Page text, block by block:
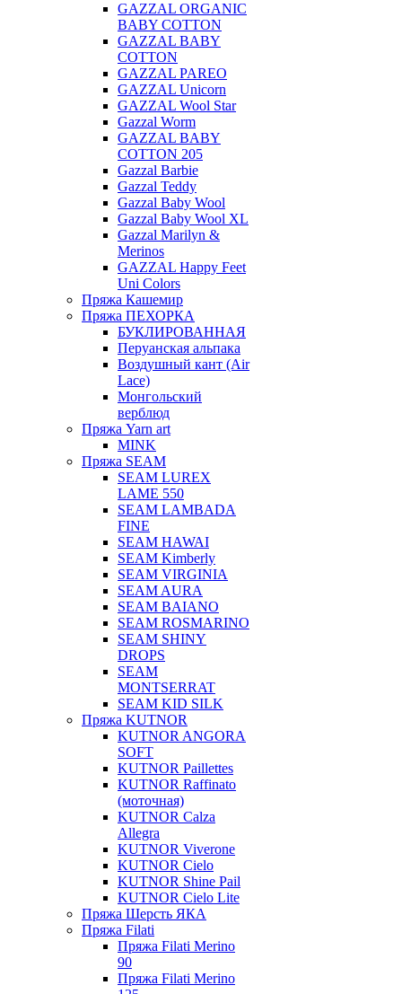
GAZZAL ORGANIC
BABY COTTON
GAZZAL BABY
COTTON
GAZZAL PAREO
GAZZAL Unicorn
GAZZAL Wool Star
Gazzal Worm
GAZZAL BABY
COTTON 205
Gazzal Barbie
Gazzal Teddy
Gazzal Baby Wool
Gazzal Baby Wool XL
Gazzal Marilyn &
Merinos
GAZZAL Happy Feet
Uni Colors
Пряжа Кашемир
Пряжа ПЕХОРКА
БУКЛИРОВАННАЯ
Перуанская альпака
Воздушный кант (Air
Lace)
Монгольский
верблюд
Пряжа Yarn art
MINK
Пряжа SEAM
SEAM LUREX
LAME 550
SEAM LAMBADA
FINE
SEAM HAWAI
SEAM Kimberly
SEAM VIRGINIA
SEAM AURA
SEAM BAIANO
SEAM ROSMARINO
SEAM SHINY
DROPS
SEAM
MONTSERRAT
SEAM KID SILK
Пряжа KUTNOR
KUTNOR ANGORA
SOFT
KUTNOR Paillettes
KUTNOR Raffinato
(моточная)
KUTNOR Calza
Allegra
KUTNOR Viverone
KUTNOR Cielo
KUTNOR Shine Pail
KUTNOR Cielo Lite
Пряжа Шерсть ЯКА
Пряжа Filati
Пряжа Filati Merino
90
Пряжа Filati Merino